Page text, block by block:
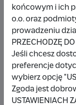
końcowym i ich
o.o. oraz
prowadzeniu
PRZECHODZĘ
Jeśli chcesz
preferencje
wybierz opcję
Zgoda jest
USTAWIENIACH